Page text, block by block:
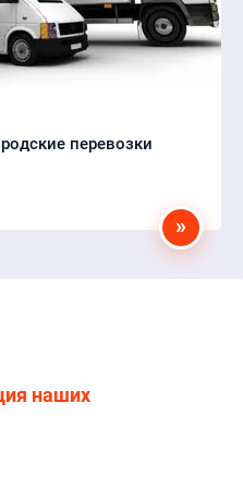
перевозки
»
наших